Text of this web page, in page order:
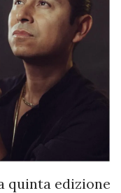
quinta edizione